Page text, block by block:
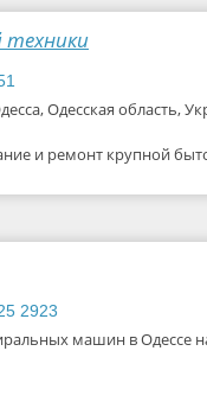
Одесская область,
и ремонт крупной
2923
машин в Одессе